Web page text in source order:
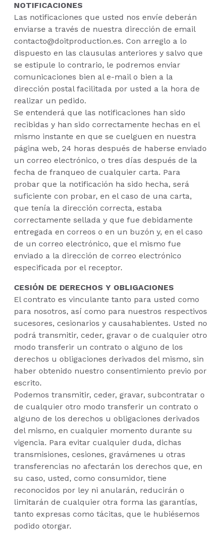
NOTIFICACIONES
Las notificaciones que usted nos envíe deberán
enviarse a través de nuestra dirección de email
contacto@doitproduction.es. Con arreglo a lo
dispuesto en las clausulas anteriores y salvo que
se estipule lo contrario, le podremos enviar
comunicaciones bien al e-mail o bien a la
dirección postal facilitada por usted a la hora de
realizar un pedido.
Se entenderá que las notificaciones han sido
recibidas y han sido correctamente hechas en el
mismo instante en que se cuelguen en nuestra
página web, 24 horas después de haberse enviado
un correo electrónico, o tres días después de la
fecha de franqueo de cualquier carta. Para
probar que la notificación ha sido hecha, será
suficiente con probar, en el caso de una carta,
que tenía la dirección correcta, estaba
correctamente sellada y que fue debidamente
entregada en correos o en un buzón y, en el caso
de un correo electrónico, que el mismo fue
enviado a la dirección de correo electrónico
especificada por el receptor.
CESIÓN DE DERECHOS Y OBLIGACIONES
El contrato es vinculante tanto para usted como
para nosotros, así como para nuestros respectivos
sucesores, cesionarios y causahabientes. Usted no
podrá transmitir, ceder, gravar o de cualquier otro
modo transferir un contrato o alguno de los
derechos u obligaciones derivados del mismo, sin
haber obtenido nuestro consentimiento previo por
escrito.
Podemos transmitir, ceder, gravar, subcontratar o
de cualquier otro modo transferir un contrato o
alguno de los derechos u obligaciones derivados
del mismo, en cualquier momento durante su
vigencia. Para evitar cualquier duda, dichas
transmisiones, cesiones, gravámenes u otras
transferencias no afectarán los derechos que, en
su caso, usted, como consumidor, tiene
reconocidos por ley ni anularán, reducirán o
limitarán de cualquier otra forma las garantías,
tanto expresas como tácitas, que le hubiésemos
podido otorgar.